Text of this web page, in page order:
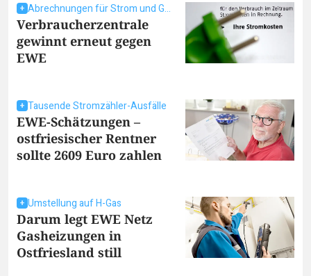
Abrechnungen für Strom und Gas
Verbraucherzentrale
gewinnt erneut gegen
EWE
Tausende Stromzähler-Ausfälle
EWE-Schätzungen –
ostfriesischer Rentner
sollte 2609 Euro zahlen
Umstellung auf H-Gas
Darum legt EWE Netz
Gasheizungen in
Ostfriesland still